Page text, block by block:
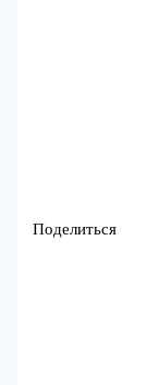
Поделиться